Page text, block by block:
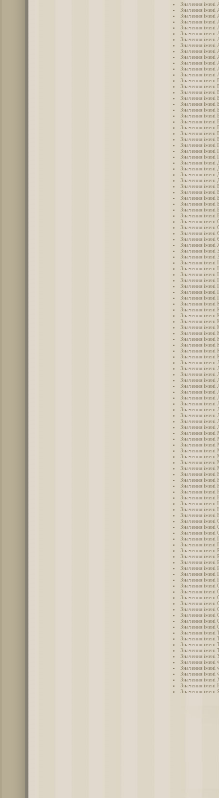
Значення імені
Значення імені
Значення імені
Значення імені
Значення імені
Значення імені
Значення імені
Значення імені
Значення імені
Значення імені
Значення імені
Значення імені
Значення імені
Значення імені
Значення імені
Значення імені
Значення імені
Значення імені
Значення імені
Значення імені
Значення імені
Значення імені
Значення імені
Значення імені
Значення імені
Значення імені
Значення імені
Значення імені
Значення імені
Значення імені
Значення імені
Значення імені
Значення імені
Значення імені
Значення імені
Значення імені
Значення імені
Значення імені
Значення імені
Значення імені
Значення імені
Значення імені
Значення імені
Значення імені
Значення імені
Значення імені
Значення імені
Значення імені
Значення імені
Значення імені
Значення імені
Значення імені
Значення імені
Значення імені
Значення імені
Значення імені
Значення імені
Значення імені
Значення імені
Значення імені
Значення імені
Значення імені
Значення імені
Значення імені
Значення імені
Значення імені
Значення імені
Значення імені
Значення імені
Значення імені
Значення імені
Значення імені
Значення імені
Значення імені
Значення імені
Значення імені
Значення імені
Значення імені
Значення імені
Значення імені
Значення імені
Значення імені
Значення імені
Значення імені
Значення імені
Значення імені
Значення імені
Значення імені
Значення імені
Значення імені
Значення імені
Значення імені
Значення імені
Значення імені
Значення імені
Значення імені
Значення імені
Значення імені
Значення імені
Значення імені
Значення імені
Значення імені
Значення імені
Значення імені
Значення імені
Значення імені
Значення імені
Значення імені
Значення імені
Значення імені
Значення імені
Значення імені
Значення імені
Значення імені
Значення імені
Значення імені
Значення імені
Значення імені